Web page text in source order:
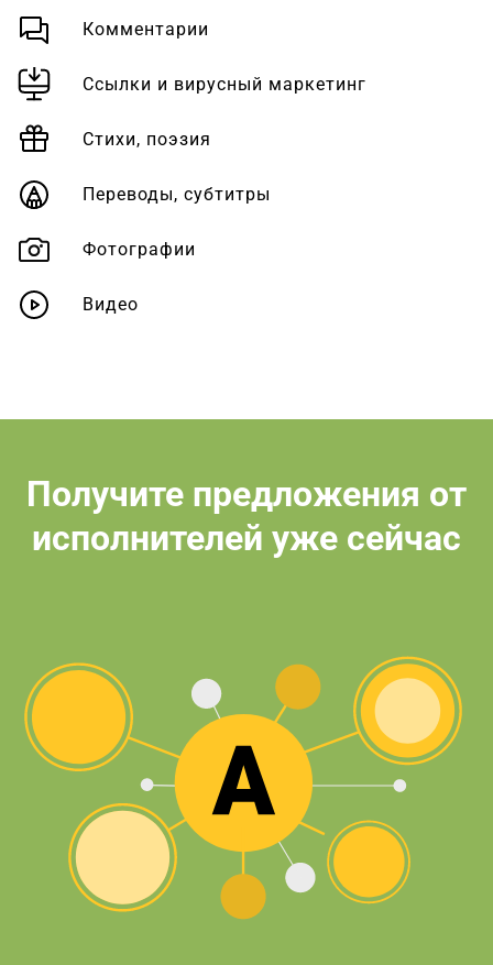
Комментарии
Ссылки и вирусный маркетинг
Стихи, поэзия
Переводы, субтитры
Фотографии
Видео
Получите предложения от
исполнителей уже сейчас